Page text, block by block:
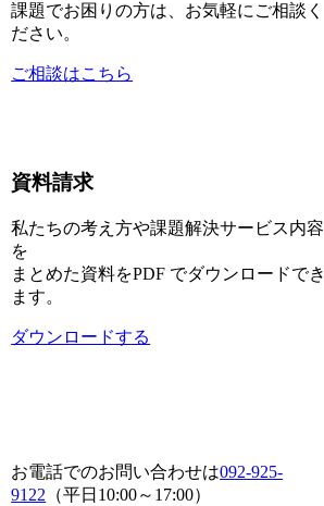
課題でお困りの方は、お気軽にご相談く
ださい。
ご相談はこちら
資料請求
私たちの考え方や課題解決サービス内容
を
まとめた資料をPDF でダウンロードでき
ます。
ダウンロードする
お電話でのお問い合わせは092-925-
9122 （平日10:00～17:00）